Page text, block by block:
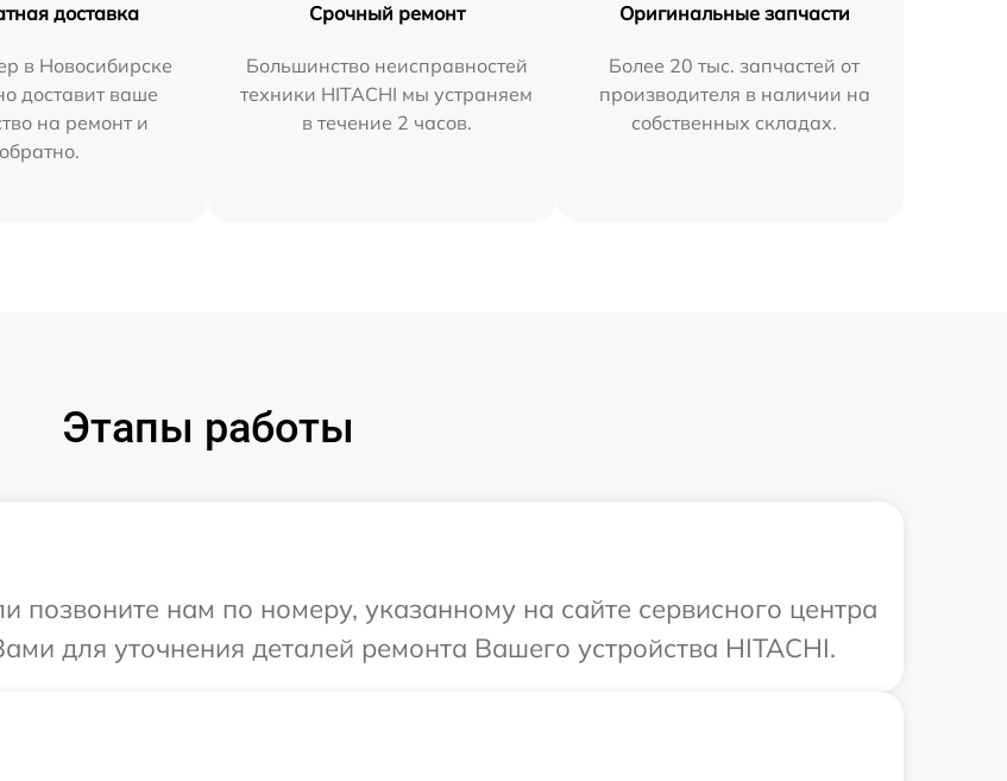
доставка
в Новосибирске
доставит ваше
на ремонт и
обратно.
Срочный ремонт
Большинство неисправностей
техники HITACHI мы устраняем
в течение 2 часов.
Оригинальные запчасти
Более 20 тыс. запчастей от
производителя в наличии на
собственных складах.
Этапы работы
позвоните нам по номеру, указанному на сайте сервисного центра
для уточнения деталей ремонта Вашего устройства HITACHI.